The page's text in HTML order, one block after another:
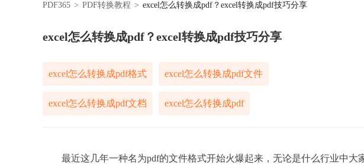
PDF365 > PDF转换教程 > excel怎么转换成pdf？excel转换成pdf技巧分享
excel怎么转换成pdf？excel转换成pdf技巧分享
excel怎么转换成pdf格式 excel怎么转换成pdf文件
excel怎么转换成pdf文档 excel怎么转换成pdf
最近这几年一种名为pdf的文件格式开始火爆起来，无论是什么行业中大